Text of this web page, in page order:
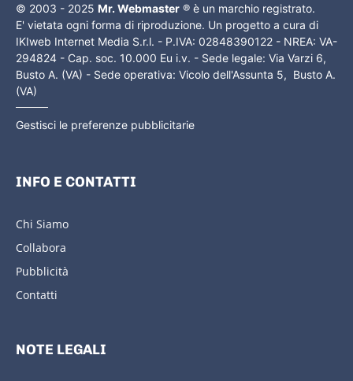
© 2003 - 2025 Mr. Webmaster ® è un marchio registrato.
E' vietata ogni forma di riproduzione. Un progetto a cura di
IKIweb Internet Media S.r.l. - P.IVA: 02848390122 - NREA: VA-
294824 - Cap. soc. 10.000 Eu i.v. - Sede legale: Via Varzi 6,
Busto A. (VA) - Sede operativa: Vicolo dell'Assunta 5, Busto A.
(VA)
Gestisci le preferenze pubblicitarie
INFO E CONTATTI
Chi Siamo
Collabora
Pubblicità
Contatti
NOTE LEGALI